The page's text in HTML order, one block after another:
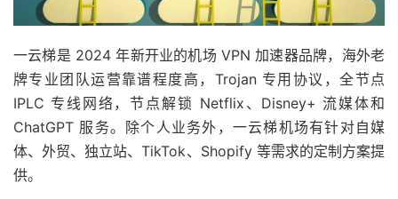
一云梯是 2024 年新开业的机场 VPN 加速器品牌，海外老
牌专业团队运营靠谱程度高，Trojan 专用协议，全节点
IPLC 专线网络，节点解锁 Netflix、Disney+ 流媒体和
ChatGPT 服务。除个人业务外，一云梯机场有针对自媒
体、外贸、独立站、TikTok、Shopify 等需求的定制方案提
供。